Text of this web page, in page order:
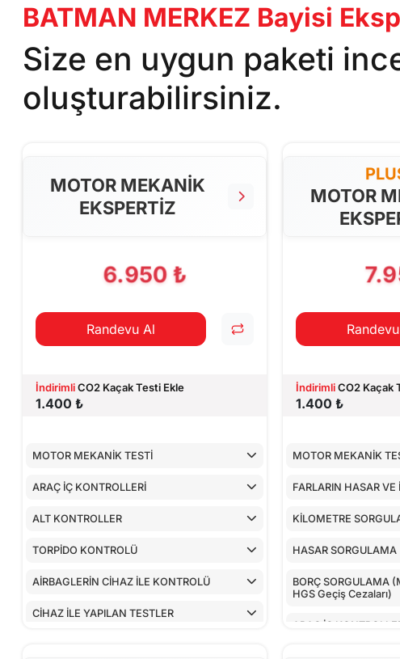
BATMAN MERKEZ Bayisi
Size en uygun paketi
oluşturabilirsiniz.
MOTOR MEKANİK
EKSPERTİZ
6.950 ₺
Randevu Al
İndirimliCO2 Kaçak Testi Ekle
1.400 ₺
MOTOR MEKANİK TESTİ
ARAÇ İÇ KONTROLLERİ
ALT KONTROLLER
TORPİDO KONTROLÜ
AİRBAGLERİN CİHAZ İLE KONTROLÜ
CİHAZ İLE YAPILAN TESTLER
MOTOR
İndirimliCO2 Kaçak
1.400 ₺
MOTOR MEKANİK
FARLARIN HASAR
KİLOMETRE
HASAR SORGULAMA
BORÇ SORGULAMA
HGS Geçiş Cezaları)
ARAÇ İÇ